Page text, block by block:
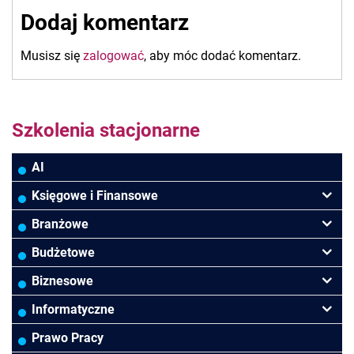
Dodaj komentarz
Musisz się zalogować, aby móc dodać komentarz.
Szkolenia stacjonarne
AI
Księgowe i Finansowe
Podatki VAT/CIT/PIT
Rachunkowość
Finanse
Controlling
Rady Nadzorcze/Zarząd
Branżowe
Banki
Budowlana/Deweloperska
HoReCa
TSL
Budżetowe
Rachunkowość budżetowa
Kadry i płace
Prawo
Biznesowe
Przywództwo/Zarządzanie
Zarządzanie projektami/Procesami
Informatyczne
MS Excel/Makra/VBA
Prawo Pracy